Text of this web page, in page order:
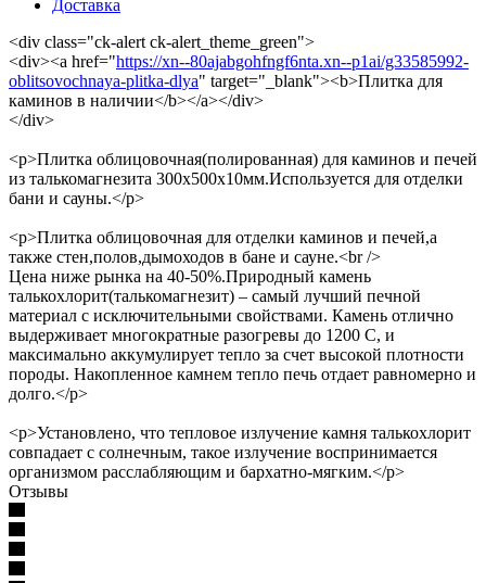
Доставка
<div class="ck-alert ck-alert_theme_green">
<div><a href="https://xn--80ajabgohfngf6nta.xn--p1ai/g33585992-
oblitsovochnaya-plitka-dlya" target="_blank"><b>Плитка для
каминов в наличии</b></a></div>
</div>
<p>Плитка облицовочная(полированная) для каминов и печей
из талькомагнезита 300х500х10мм.Используется для отделки
бани и сауны.</p>
<p>Плитка облицовочная для отделки каминов и печей,а
также стен,полов,дымоходов в бане и сауне.<br />
Цена ниже рынка на 40-50%.Природный камень
талькохлорит(талькомагнезит) – самый лучший печной
материал с исключительными свойствами. Камень отлично
выдерживает многократные разогревы до 1200 С, и
максимально аккумулирует тепло за счет высокой плотности
породы. Накопленное камнем тепло печь отдает равномерно и
долго.</p>
<p>Установлено, что тепловое излучение камня талькохлорит
совпадает с солнечным, такое излучение воспринимается
организмом расслабляющим и бархатно-мягким.</p>
Отзывы